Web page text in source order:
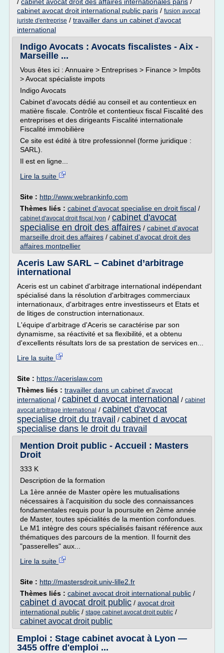
cabinet avocat droit international public paris / fusion avocat
juriste d'entreprise / travailler dans un cabinet d'avocat
international
Indigo Avocats : Avocats fiscalistes - Aix -
Marseille ...
Vous êtes ici : Annuaire > Entreprises > Finance > Impôts
> Avocat spécialiste impots
Indigo Avocats
Cabinet d'avocats dédié au conseil et au contentieux en
matière fiscale. Contrôle et contentieux fiscal Fiscalité des
entreprises et des dirigeants Fiscalité internationale
Fiscalité immobilière
Ce site est édité à titre professionnel (forme juridique :
SARL).
Il est en ligne...
Lire la suite
Site : http://www.webrankinfo.com
Thèmes liés : cabinet d'avocat specialise en droit fiscal /
cabinet d'avocat droit fiscal lyon / cabinet d'avocat
specialise en droit des affaires / cabinet d'avocat
marseille droit des affaires / cabinet d'avocat droit des
affaires montpellier
Aceris Law SARL – Cabinet d’arbitrage
international
Aceris est un cabinet d'arbitrage international indépendant
spécialisé dans la résolution d'arbitrages commerciaux
internationaux, d'arbitrages entre investisseurs et Etats et
de litiges de construction internationaux.
L'équipe d'arbitrage d'Aceris se caractérise par son
dynamisme, sa réactivité et sa flexibilité, et a obtenu
d'excellents résultats lors de sa prestation de services en...
Lire la suite
Site : https://acerislaw.com
Thèmes liés : travailler dans un cabinet d'avocat
international / cabinet d avocat international / cabinet
avocat arbitrage international / cabinet d'avocat
specialise droit du travail / cabinet d avocat
specialise dans le droit du travail
Mention Droit public - Accueil : Masters
Droit
333 K
Description de la formation
La 1ère année de Master opère les mutualisations
nécessaires à l'acquisition du socle des connaissances
fondamentales requis pour la poursuite en 2ème année
de Master, toutes spécialités de la mention confondues.
Le M1 intègre des cours spécialisés faisant référence aux
thématiques des parcours de la mention. Il fournit des
"passerelles" aux...
Lire la suite
Site : http://mastersdroit.univ-lille2.fr
Thèmes liés : cabinet avocat droit international public /
cabinet d avocat droit public / avocat droit
international public / stage cabinet avocat droit public /
cabinet avocat droit public
Emploi : Stage cabinet avocat à Lyon —
3455 offre d'emploi ...